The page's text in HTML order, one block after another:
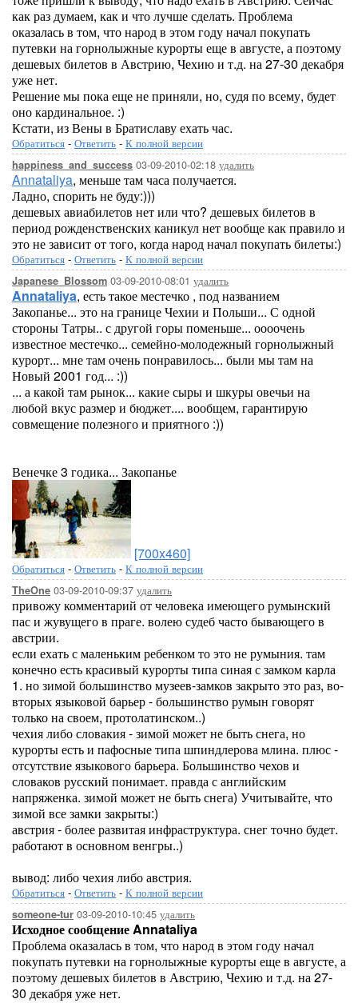
как раз думаем, как и что лучше сделать. Проблема
оказалась в том, что народ в этом году начал покупать
путевки на горнолыжные курорты еще в августе, а поэтому
дешевых билетов в Австрию, Чехию и т.д. на 27-30 декабря
уже нет.
Решение мы пока еще не приняли, но, судя по всему, будет
оно кардинальное. :)
Кстати, из Вены в Братиславу ехать час.
Обратиться - Ответить - К полной версии
happiness_and_success 03-09-2010-02:18 удалить
Annataliya, меньше там часа получается.
Ладно, спорить не буду:)))
дешевых авиабилетов нет или что? дешевых билетов в
период рожденственских каникул нет вообще как правило и
это не зависит от того, когда народ начал покупать билеты:)
Обратиться - Ответить - К полной версии
Japanese_Blossom 03-09-2010-08:01 удалить
Annataliya, есть такое местечко , под названием
Закопанье... это на границе Чехии и Польши... С одной
стороны Татры.. с другой горы поменьше... оооочень
известное местечко... семейно-молодежный горнолыжный
курорт... мне там очень понравилось... были мы там на
Новый 2001 год... :))
... а какой там рынок... какие сыры и шкуры овечьи на
любой вкус размер и бюджет.... вообщем, гарантирую
совмещение полезного и приятного :))
Венечке 3 годика... Закопанье
[700x460]
Обратиться - Ответить - К полной версии
TheOne 03-09-2010-09:37 удалить
привожу комментарий от человека имеющего румынский
пас и жувущего в праге. волею судеб часто бывающего в
австрии.
если ехать с маленьким ребенком то это не румыния. там
конечно есть красивый курорты типа синая с замком карла
1. но зимой большинство музеев-замков закрыто это раз, во-
вторых языковой барьер - большинство румын говорят
только на своем, протолатинском..)
чехия либо словакия - зимой может не быть снега, но
курорты есть и пафосные типа шпиндлерова млина. плюс -
отсутствие языкового барьера. Большинство чехов и
словаков русский понимает. правда с английским
напряженка. зимой может не быть снега) Учитывайте, что
зимой все замки закрыты:)
австрия - более развитая инфраструктура. снег точно будет.
работают в основном венгры..)
вывод: либо чехия либо австрия.
Обратиться - Ответить - К полной версии
someone-tur 03-09-2010-10:45 удалить
Исходное сообщение Annataliya
Проблема оказалась в том, что народ в этом году начал
покупать путевки на горнолыжные курорты еще в августе, а
поэтому дешевых билетов в Австрию, Чехию и т.д. на 27-
30 декабря уже нет.